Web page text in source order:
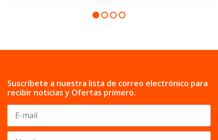
Suscríbete a nuestra lista de correo electrónico para
recibir noticias y Ofertas primero.